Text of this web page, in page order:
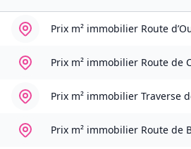
Prix m² immobilier Route
Prix m² immobilier Route de
Prix m² immobilier Traverse
Prix m² immobilier Route de